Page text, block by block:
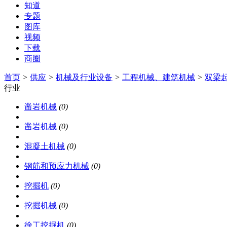
知道
专题
图库
视频
下载
商圈
首页 > 供应 > 机械及行业设备 > 工程机械、建筑机械 > 双梁
行业
凿岩机械 (0)
凿岩机械 (0)
混凝土机械 (0)
钢筋和预应力机械 (0)
挖掘机 (0)
挖掘机械 (0)
徐工挖掘机 (0)